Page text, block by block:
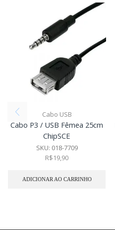
Cabo USB
Cabo P3 / USB Fêmea 25cm
ChipSCE
SKU: 018-7709
R$19,90
ADICIONAR AO CARRINHO